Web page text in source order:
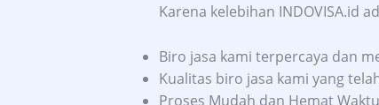
Karena kelebihan INDOVISA.id
Biro jasa kami terpercaya dan
Kualitas biro jasa kami yang
Proses Mudah dan Hemat